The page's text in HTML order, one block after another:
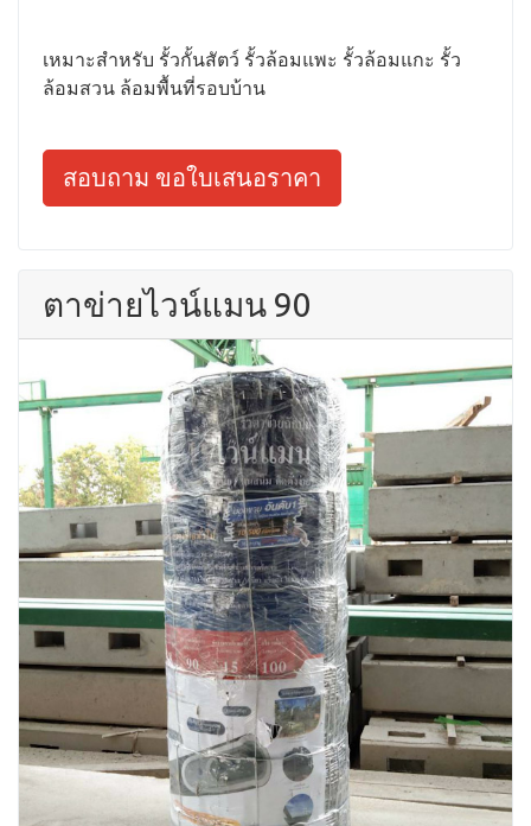
เหมาะสำหรับ รั้วกั้นสัตว์ รั้วล้อมแพะ รั้วล้อมแกะ รั้ว
ล้อมสวน ล้อมพื้นที่รอบบ้าน
สอบถาม ขอใบเสนอราคา
ตาข่ายไวน์แมน 90